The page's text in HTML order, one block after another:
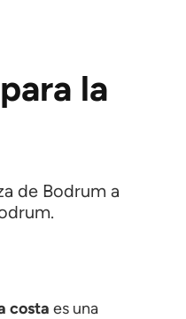
la
de Bodrum a
costa es una